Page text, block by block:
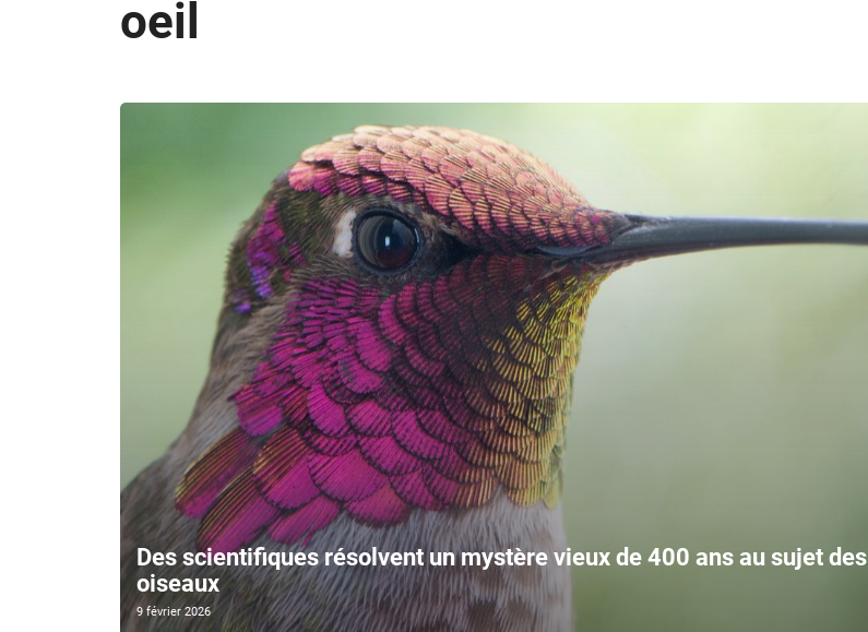
oeil
Des scientifiques résolvent un mystère vieux de 400 ans au sujet des
oiseaux
9 février 2026